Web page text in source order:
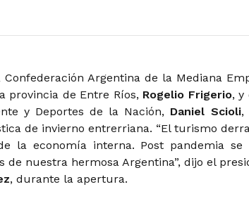
Argentina de la Mediana
provincia de Entre Ríos, Rogelio Frigerio, y
y Deportes de la Nación, Daniel Scioli,
de invierno entrerriana. “El turismo
la economía interna. Post pandemia se
de nuestra hermosa Argentina”, dijo el
, durante la apertura.